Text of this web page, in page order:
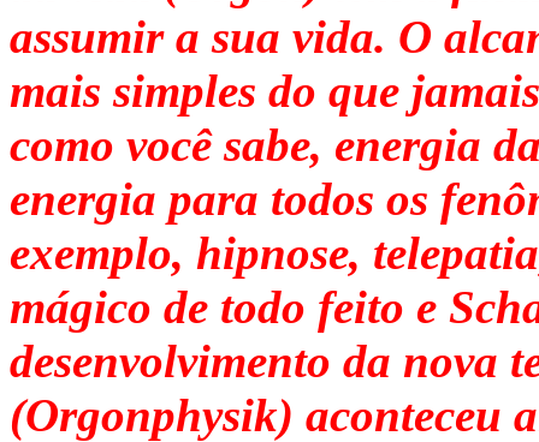
assumir a sua vida. O
mais simples do que
como você sabe, energia
energia para todos os
exemplo, hipnose,
mágico de todo feito e
desenvolvimento da nova
(Orgonphysik) aconteceu